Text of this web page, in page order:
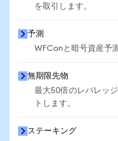
を取引します。
予測
WFConと暗号資産予
無期限先物
最大50倍のレバレッ
トします。
ステーキング